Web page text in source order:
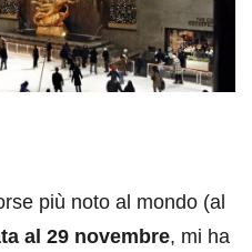
più noto al mondo (al
al 29 novembre, mi ha